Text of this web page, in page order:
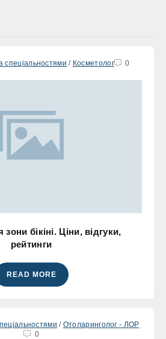
спеціальностями / Косметолог 0
зони бікіні. Ціни, відгуки,
рейтинги
READ MORE
/ Отоларинголог - ЛОР
0